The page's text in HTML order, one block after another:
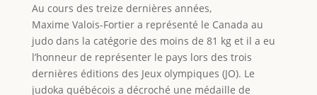
Au cours des treize dernières années,
Maxime Valois-Fortier a représenté le Canada au
judo dans la catégorie des moins de 81 kg et il a eu
l’honneur de représenter le pays lors des trois
dernières éditions des Jeux olympiques (JO). Le
judoka québécois a décroché une médaille de